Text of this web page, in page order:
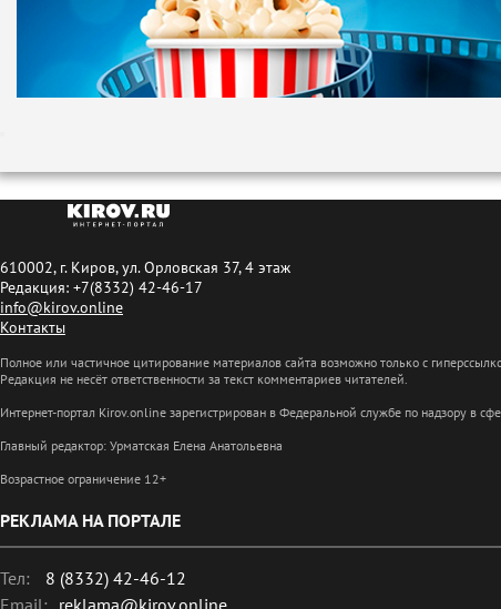
610002, г. Киров, ул. Орловская 37, 4 этаж
Редакция: +7(8332) 42-46-17
info@kirov.online
Контакты
Полное или частичное цитирование материалов сайта возможно только с
Редакция не несёт ответственности за текст комментариев читателей.
Интернет-портал Kirov.online зарегистрирован в Федеральной службе по надзору
Главный редактор: Урматская Елена Анатольевна
Возрастное ограничение 12+
РЕКЛАМА НА ПОРТАЛЕ
Тел:
8 (8332) 42-46-12
Email: reklama@kirov.online